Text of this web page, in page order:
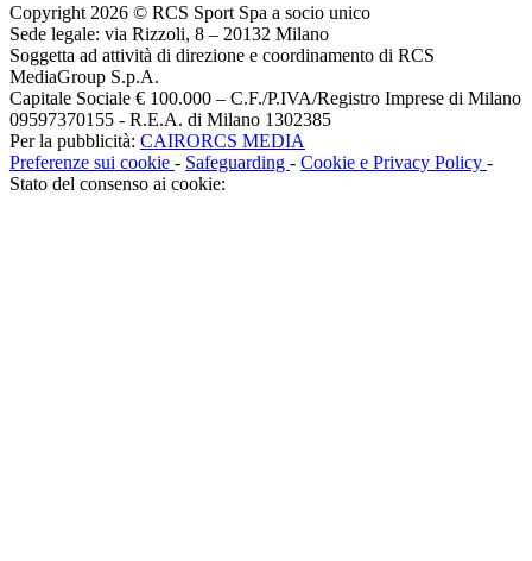
Copyright 2026 © RCS Sport Spa a socio unico
Sede legale: via Rizzoli, 8 – 20132 Milano
Soggetta ad attività di direzione e coordinamento di RCS
MediaGroup S.p.A.
Capitale Sociale € 100.000 – C.F./P.IVA/Registro Imprese di Milano
09597370155 - R.E.A. di Milano 1302385
Per la pubblicità: CAIRORCS MEDIA
Preferenze sui cookie - Safeguarding - Cookie e Privacy Policy -
Stato del consenso ai cookie: